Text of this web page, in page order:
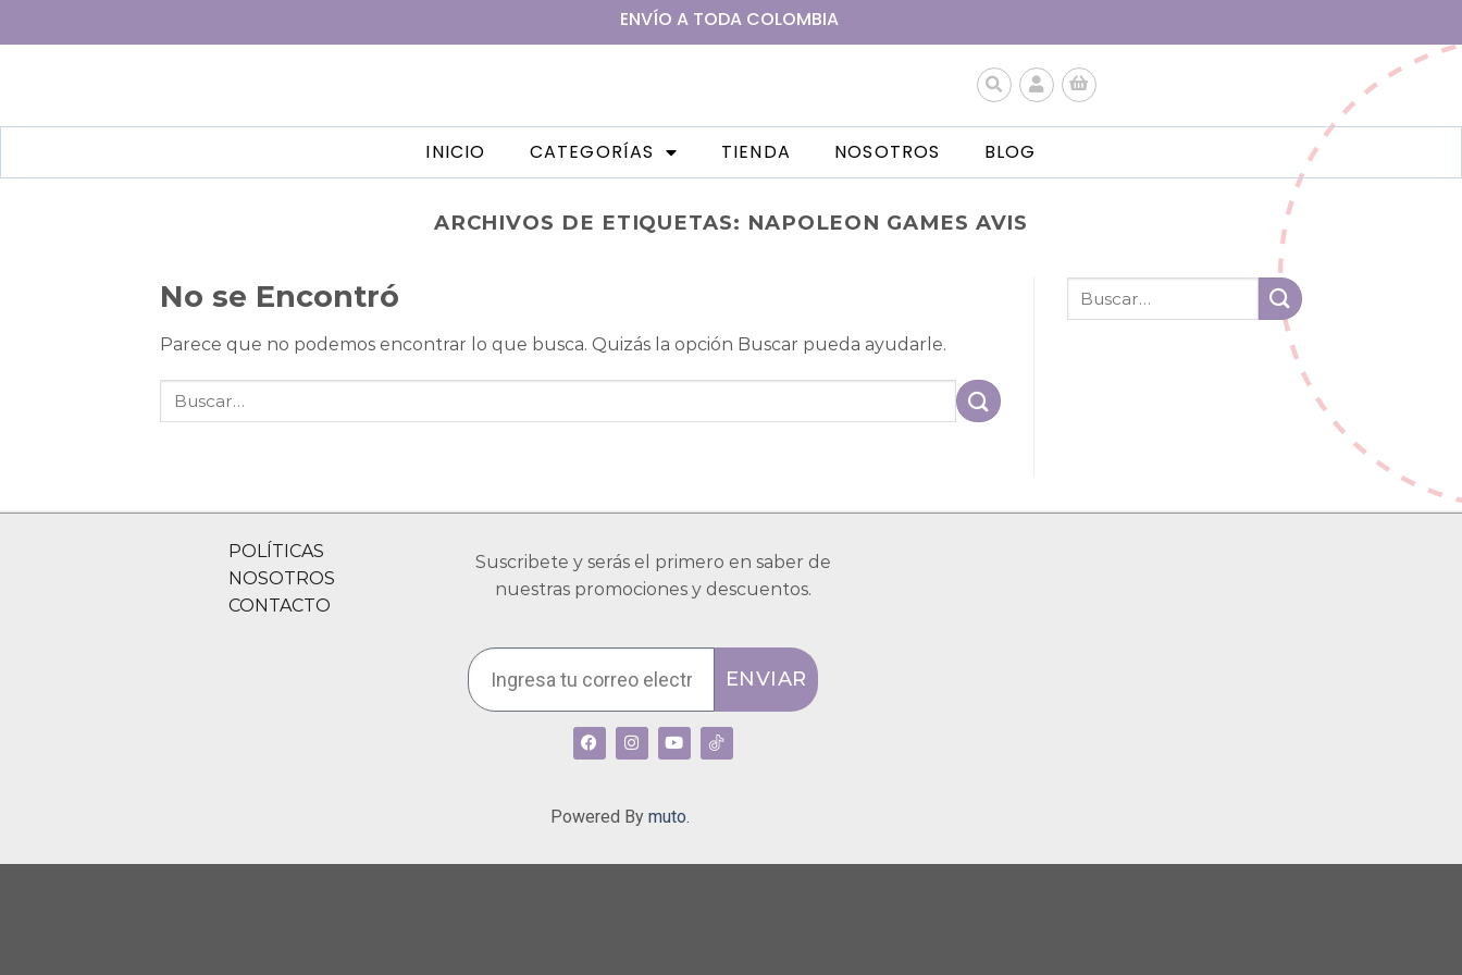
ENVÍO A TODA COLOMBIA
INICIO CATEGORÍAS TIENDA NOSOTROS BLOG
ARCHIVOS DE ETIQUETAS: NAPOLEON GAMES AVIS
No se Encontró
Parece que no podemos encontrar lo que busca. Quizás la opción Buscar pueda ayudarle.
POLÍTICAS
NOSOTROS
CONTACTO
Suscribete y serás el primero en saber de
nuestras promociones y descuentos.
ENVIAR
Powered By muto.